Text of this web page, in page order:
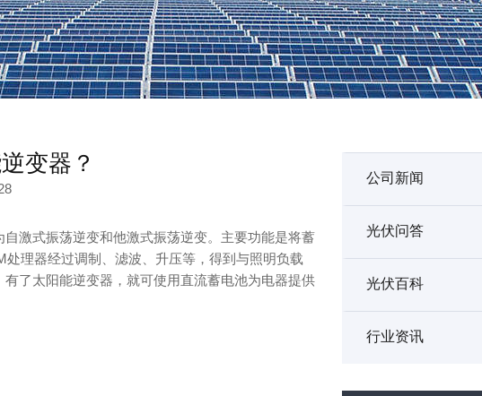
变器？
激式振荡逆变和他激式振荡逆变。主要功能是将蓄
理器经过调制、滤波、升压等，得到与照明负载
了太阳能逆变器，就可使用直流蓄电池为电器提供
公司新闻
光伏问答
光伏百科
行业资讯